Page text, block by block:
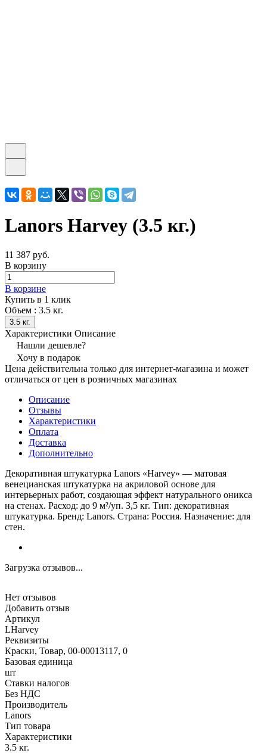
Lanors Harvey (3.5 кг.)
11 387 руб.
В корзину
В корзине
Купить в 1 клик
Объем : 3.5 кг.
3.5 кг.
Характеристики Описание
Нашли дешевле?
Хочу в подарок
Цена действительна только для интернет-магазина и может
отличаться от цен в розничных магазинах
Описание
Отзывы
Характеристики
Оплата
Доставка
Дополнительно
Декоративная штукатурка Lanors «Harvey» — матовая
венецианская штукатурка на акриловой основе для
интерьерных работ, создающая эффект натурального оникса
на стенах. Расход: до 9 м²/уп. 3,5 кг. Тип: декоративная
штукатурка. Бренд: Lanors. Страна: Россия. Назначение: для
стен.
Загрузка отзывов...
Нет отзывов
Добавить отзыв
Артикул
LHarvey
Реквизиты
Краски, Товар, 00-00013117, 0
Базовая единица
шт
Ставки налогов
Без НДС
Производитель
Lanors
Тип товара
Характеристики
3.5 кг.